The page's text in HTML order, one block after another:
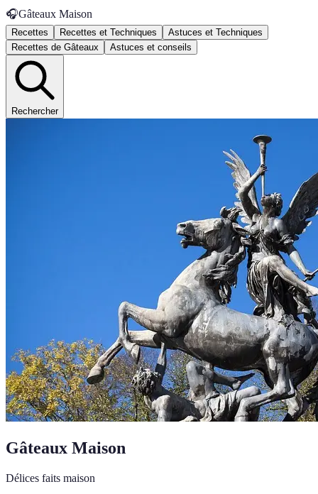
🎧Gâteaux Maison
Recettes Recettes et Techniques
Astuces et Techniques
Recettes de Gâteaux
Astuces et conseils
Rechercher
Gâteaux Maison
Délices faits maison